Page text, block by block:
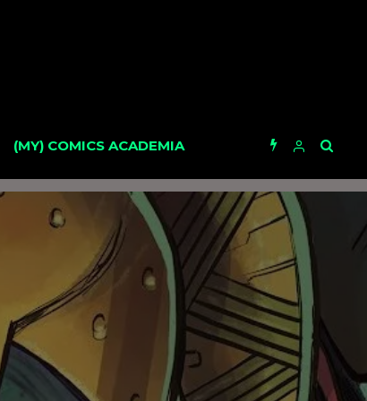
(MY) COMICS ACADEMIA